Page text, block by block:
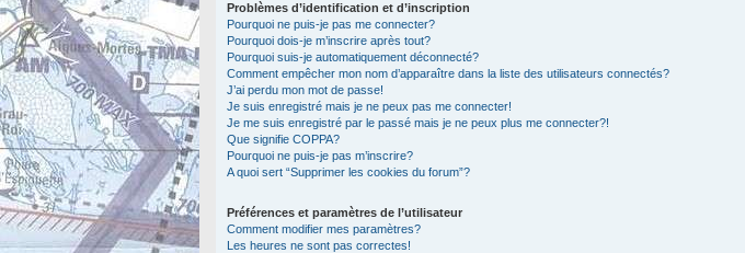
Problèmes d’identification et d’inscription
Pourquoi ne puis-je pas me connecter?
Pourquoi dois-je m’inscrire après tout?
Pourquoi suis-je automatiquement déconnecté?
Comment empêcher mon nom d’apparaître dans la liste des utilisateurs connectés?
J’ai perdu mon mot de passe!
Je suis enregistré mais je ne peux pas me connecter!
Je me suis enregistré par le passé mais je ne peux plus me connecter?!
Que signifie COPPA?
Pourquoi ne puis-je pas m’inscrire?
A quoi sert “Supprimer les cookies du forum”?
Préférences et paramètres de l’utilisateur
Comment modifier mes paramètres?
Les heures ne sont pas correctes!